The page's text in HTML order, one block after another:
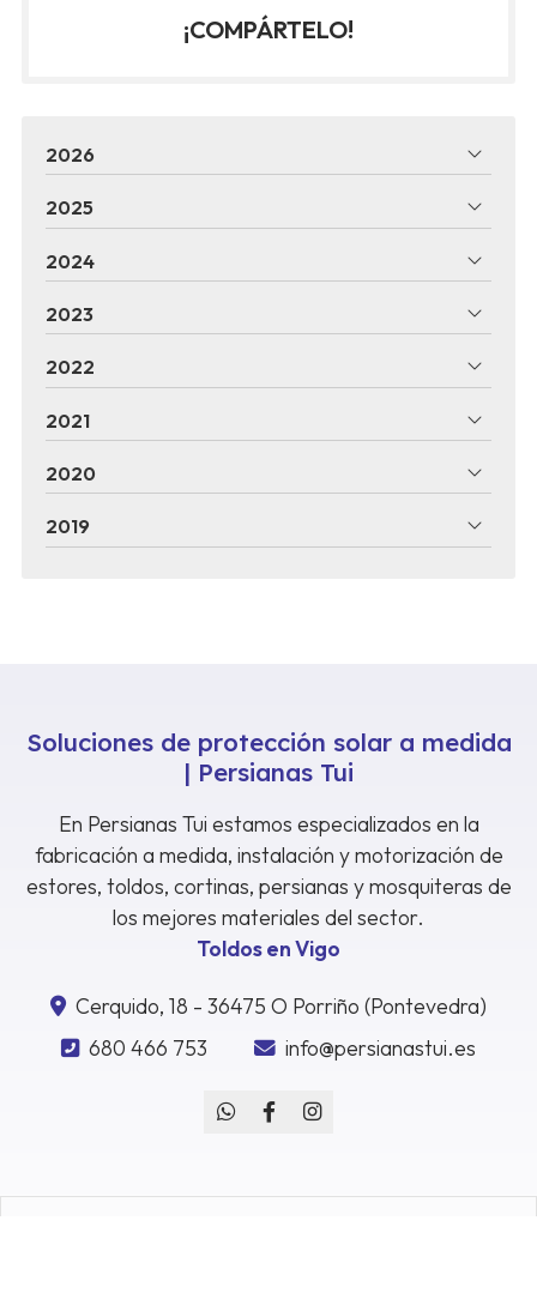
¡COMPÁRTELO!
2026
2025
2024
2023
2022
2021
2020
2019
Soluciones de protección solar a medida
| Persianas Tui
En Persianas Tui estamos especializados en la
fabricación a medida, instalación y motorización de
estores, toldos, cortinas, persianas y mosquiteras de
los mejores materiales del sector.
Toldos en Vigo
Cerquido, 18 - 36475 O Porriño (Pontevedra)
680 466 753
info@persianastui.es